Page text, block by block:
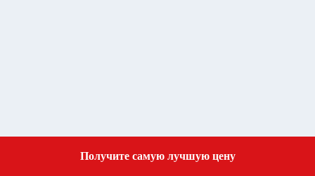
Получите самую лучшую цену
Get a Quote